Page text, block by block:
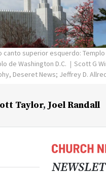
superior esquerdo:
de Washington D.C.
Scott G
Deseret News; Jeffrey D.
Taylor, Joel Randall